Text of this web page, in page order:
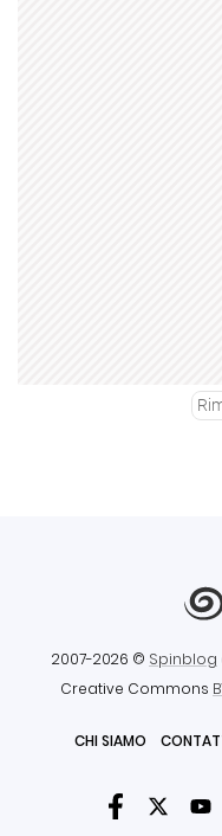
2007-2026 © Spinblog
Creative Commons
CHI SIAMO